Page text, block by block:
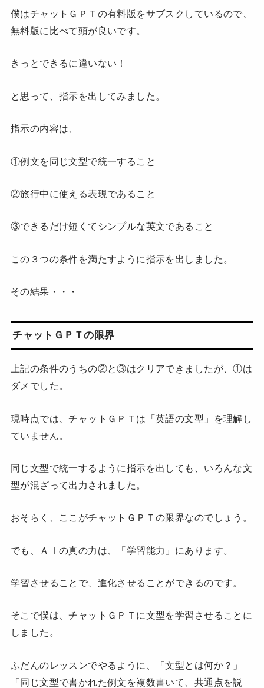
僕はチャットＧＰＴの有料版をサブスクしているので、
無料版に比べて頭が良いです。
きっとできるに違いない！
と思って、指示を出してみました。
指示の内容は、
①例文を同じ文型で統一すること
②旅行中に使える表現であること
③できるだけ短くてシンプルな英文であること
この３つの条件を満たすように指示を出しました。
その結果・・・
チャットＧＰＴの限界
上記の条件のうちの②と③はクリアできましたが、①は
ダメでした。
現時点では、チャットＧＰＴは「英語の文型」を理解し
ていません。
同じ文型で統一するように指示を出しても、いろんな文
型が混ざって出力されました。
おそらく、ここがチャットＧＰＴの限界なのでしょう。
でも、ＡＩの真の力は、「学習能力」にあります。
学習させることで、進化させることができるのです。
そこで僕は、チャットＧＰＴに文型を学習させることに
しました。
ふだんのレッスンでやるように、「文型とは何か？」
「同じ文型で書かれた例文を複数書いて、共通点を説